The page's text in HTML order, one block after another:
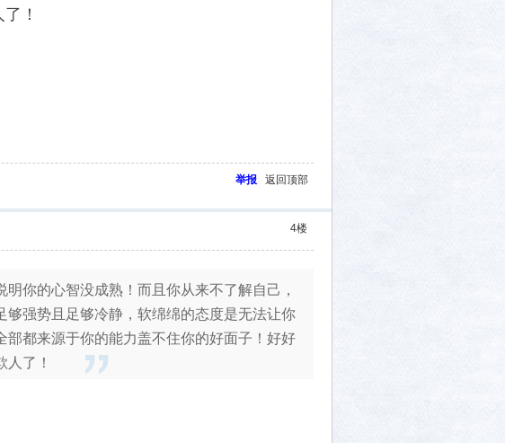
！
举报 返回顶部
4楼
你的心智没成熟！而且你从来不了解自己，
强势且足够冷静，软绵绵的态度是无法让你
都来源于你的能力盖不住你的好面子！好好
了！